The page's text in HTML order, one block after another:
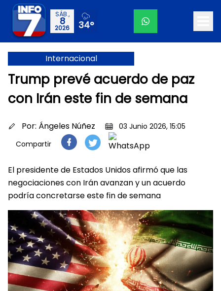
SÁB.,
8
2026 34°
Internacional
Trump prevé acuerdo de paz
con Irán este fin de semana
Por: Ángeles Núñez
03 Junio 2026, 15:05
Compartir
El presidente de Estados Unidos afirmó que las
negociaciones con Irán avanzan y un acuerdo
podría concretarse este fin de semana